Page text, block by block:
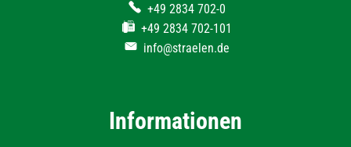
+49 2834 702-0
+49 2834 702-101
info@straelen.de
Informationen